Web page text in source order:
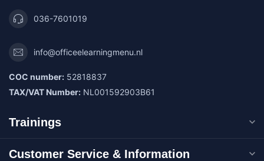
036-7601019
info@officeelearningmenu.nl
COC number: 52818837
TAX/VAT Number: NL001592903B61
Trainings
Customer Service & Information